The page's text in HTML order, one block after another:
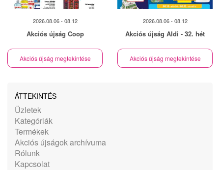
2026.08.06 - 08.12
Akciós újság Coop
Akciós újság megtekintése
2026.08.06 - 08.12
Akciós újság Aldi - 32. hét
Akciós újság megtekintése
ÁTTEKINTÉS
Üzletek
Kategóriák
Termékek
Akciós újságok archívuma
Rólunk
Kapcsolat